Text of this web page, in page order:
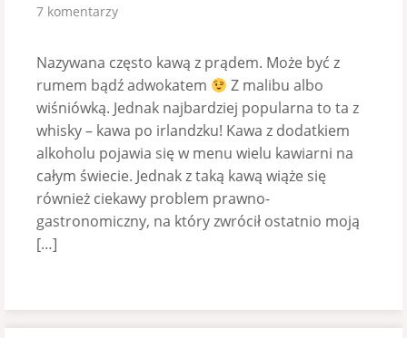
7 komentarzy
Nazywana często kawą z prądem. Może być z
rumem bądź adwokatem
Z malibu albo
wiśniówką. Jednak najbardziej popularna to ta z
whisky – kawa po irlandzku! Kawa z dodatkiem
alkoholu pojawia się w menu wielu kawiarni na
całym świecie. Jednak z taką kawą wiąże się
również ciekawy problem prawno-
gastronomiczny, na który zwrócił ostatnio moją
[…]